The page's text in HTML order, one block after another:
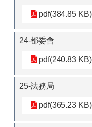
pdf(384.85 KB)
24-都委會
pdf(240.83 KB)
25-法務局
pdf(365.23 KB)